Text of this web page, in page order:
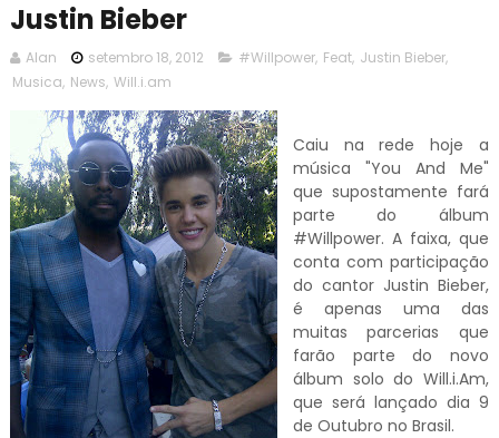
Justin Bieber
Alan setembro 18, 2012 #Willpower, Feat, Justin Bieber,
Musica, News, Will.i.am
Caiu na rede hoje a
música "You And Me"
que supostamente fará
parte do álbum
#Willpower. A faixa, que
conta com participação
do cantor Justin Bieber,
é apenas uma das
muitas parcerias que
farão parte do novo
álbum solo do Will.i.Am,
que será lançado dia 9
de Outubro no Brasil.